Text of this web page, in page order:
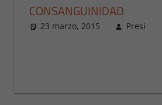
CONSANGUINIDAD
23 marzo, 2015 Presi